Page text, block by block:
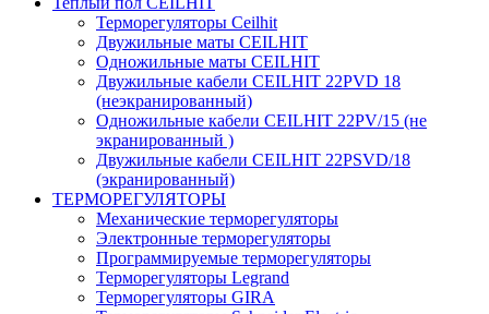
Терморегуляторы Ceilhit
Двужильные маты CEILHIT
Одножильные маты CEILHIT
Двужильные кабели CEILHIT 22PVD 18
(неэкранированный)
Одножильные кабели CEILHIT 22PV/15 (не
экранированный )
Двужильные кабели CEILHIT 22PSVD/18
(экранированный)
ТЕРМОРЕГУЛЯТОРЫ
Механические терморегуляторы
Электронные терморегуляторы
Программируемые терморегуляторы
Терморегуляторы Legrand
Терморегуляторы GIRA